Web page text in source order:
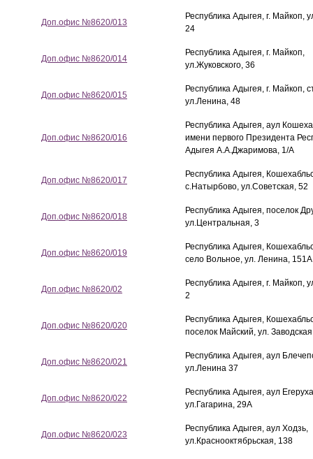
Доп.офис №8620/013
Республика Адыгея, г. Майкоп,
24
Доп.офис №8620/014
Республика Адыгея, г. Майкоп,
ул.Жуковского, 36
Доп.офис №8620/015
Республика Адыгея, г. Майкоп,
ул.Ленина, 48
Доп.офис №8620/016
Республика Адыгея, аул
имени первого Президента
Адыгея А.А.Джаримова, 1/А
Доп.офис №8620/017
Республика Адыгея,
с.Натырбово, ул.Советская, 52
Доп.офис №8620/018
Республика Адыгея, поселок
ул.Центральная, 3
Доп.офис №8620/019
Республика Адыгея,
село Вольное, ул. Ленина, 151А
Доп.офис №8620/02
Республика Адыгея, г. Майкоп,
2
Доп.офис №8620/020
Республика Адыгея,
поселок Майский, ул.
Доп.офис №8620/021
Республика Адыгея, аул
ул.Ленина 37
Доп.офис №8620/022
Республика Адыгея, аул
ул.Гагарина, 29А
Доп.офис №8620/023
Республика Адыгея, аул Ходзь,
ул.Краснооктябрьская, 138